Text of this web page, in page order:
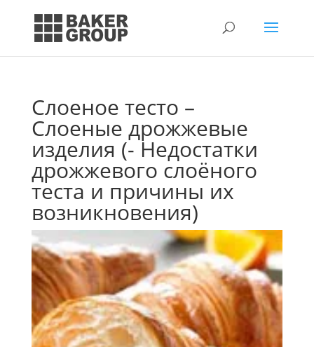
Слоеное тесто –
Слоеные дрожжевые
изделия (- Недостатки
дрожжевого слоёного
теста и причины их
возникновения)